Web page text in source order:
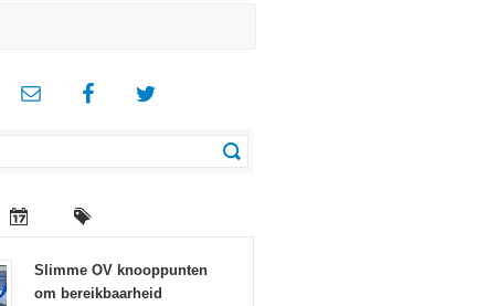
Slimme OV knooppunten
om bereikbaarheid